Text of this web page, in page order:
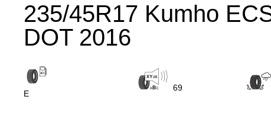
235/45R17 Kumho
DOT 2016
E
69